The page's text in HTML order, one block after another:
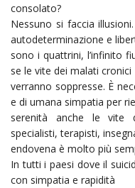
consolato?
Nessuno si faccia
autodeterminazione e
sono i quattrini, l’infinito
se le vite dei malati cronici
verranno soppresse. È
e di umana simpatia per
serenità anche le vite
specialisti, terapisti,
endovena è molto più
In tutti i paesi dove il
con simpatia e rapidità